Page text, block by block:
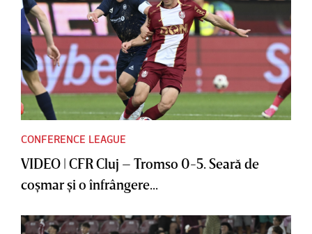
CONFERENCE LEAGUE
VIDEO | CFR Cluj – Tromso 0-5. Seară de
coşmar şi o înfrângere...